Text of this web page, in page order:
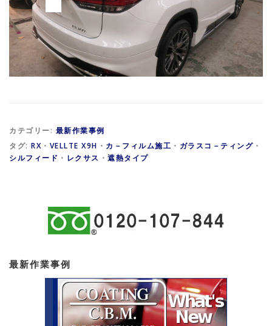
カテゴリー: 最新作業事例
タグ: RX ・ VELLTE X9H ・ カ－フィルム施工 ・ ガラスコ－ティング ・
シルフィード ・ レクサス ・ 遮熱タイプ
最新作業事例